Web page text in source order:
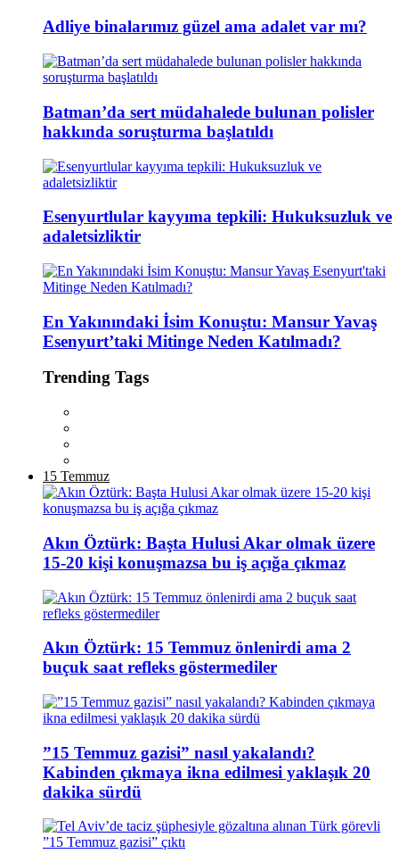
Adliye binalarımız güzel ama adalet var mı?
Batman’da sert müdahalede bulunan polisler
hakkında soruşturma başlatıldı
Esenyurtlular kayyıma tepkili: Hukuksuzluk ve
adaletsizliktir
En Yakınındaki İsim Konuştu: Mansur Yavaş
Esenyurt’taki Mitinge Neden Katılmadı?
Trending Tags
15 Temmuz
Akın Öztürk: Başta Hulusi Akar olmak üzere
15-20 kişi konuşmazsa bu iş açığa çıkmaz
Akın Öztürk: 15 Temmuz önlenirdi ama 2
buçuk saat refleks göstermediler
”15 Temmuz gazisi” nasıl yakalandı?
Kabinden çıkmaya ikna edilmesi yaklaşık 20
dakika sürdü